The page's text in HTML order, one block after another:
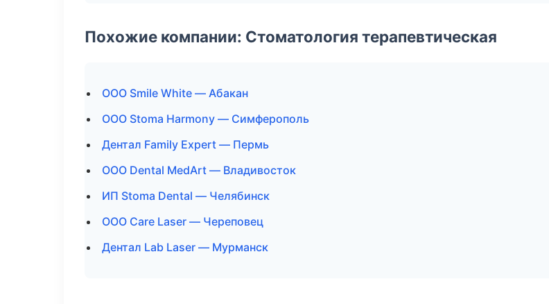
Похожие компании: Стоматология терапевтическая
ООО Smile White — Абакан
ООО Stoma Harmony — Симферополь
Дентал Family Expert — Пермь
ООО Dental MedArt — Владивосток
ИП Stoma Dental — Челябинск
ООО Care Laser — Череповец
Дентал Lab Laser — Мурманск